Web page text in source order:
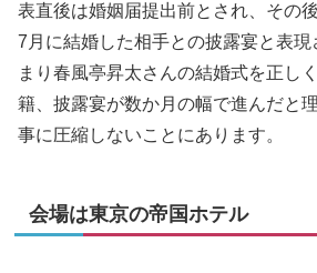
表直後は婚姻届提出前とされ、その
7月に結婚した相手との披露宴と表
まり春風亭昇太さんの結婚式を正し
籍、披露宴が数か月の幅で進んだと
事に圧縮しないことにあります。
会場は東京の帝国ホテル